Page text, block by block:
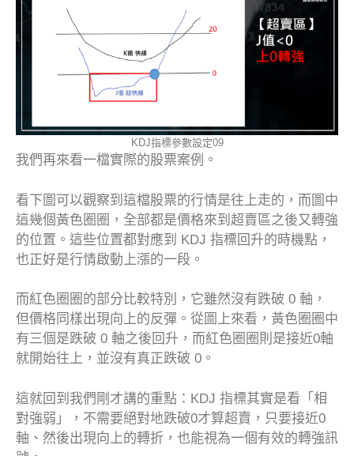
KDJ指標參數設定09
我們再來看一檔實際的股票案例。
看下圖可以觀察到這檔股票的行情是往上走的，而圖中
這幾個黃色圈圈，全部都是價格來到超賣區之後又轉強
的位置。這些位置都對應到 KDJ 指標回升的時機點，
也正好是行情啟動上漲的一段。
而紅色圈圈的部分比較特別，它雖然沒有跌破 0 軸，
但價格同樣出現向上的反彈。從圖上來看，黃色圈圈中
有三個是跌破 0 軸之後回升，而紅色圈圈則是接近0軸
就開始往上，並沒有真正跌破 0。
這就回到我們剛才講的重點：KDJ 指標其實是看「相
對強弱」，不需要絕對地跌破0才算超賣，只要接近0
軸、然後出現向上的轉折，也能視為一個有效的轉強訊